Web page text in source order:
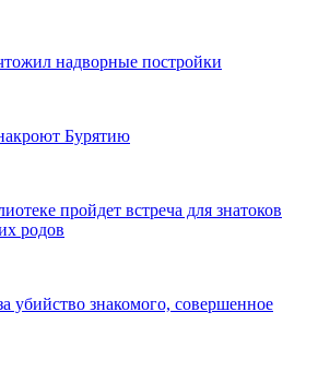
надворные постройки
Бурятию
пройдет встреча для знатоков
родов
убийство знакомого, совершенное